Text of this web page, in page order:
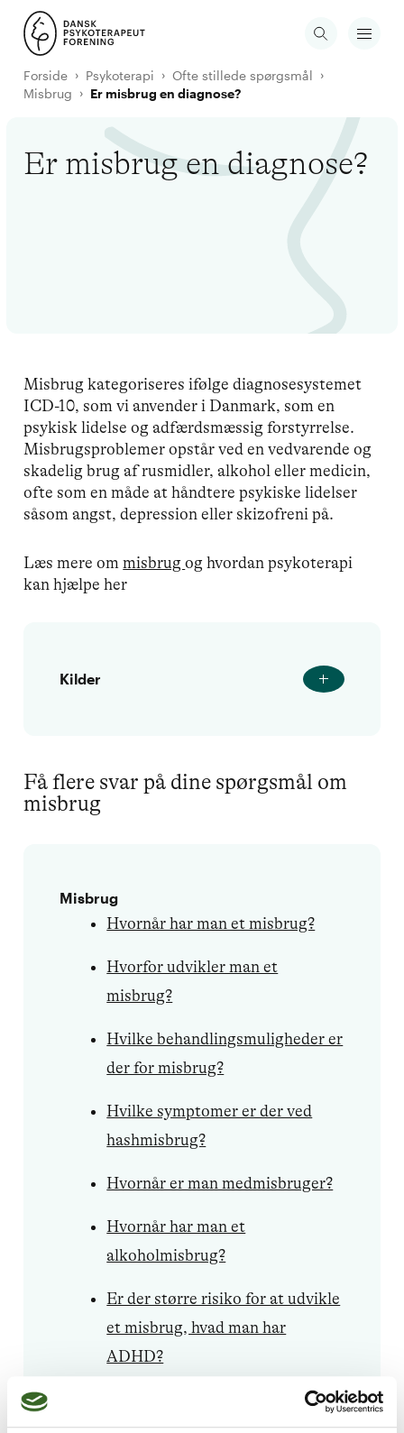
Forside Psykoterapi
Ofte stillede spørgsmål
Misbrug
Er misbrug en diagnose?
Er misbrug en diagnose?
Misbrug kategoriseres ifølge diagnosesystemet
ICD-10, som vi anvender i Danmark, som en
psykisk lidelse og adfærdsmæssig forstyrrelse.
Misbrugsproblemer opstår ved en vedvarende og
skadelig brug af rusmidler, alkohol eller medicin,
ofte som en måde at håndtere psykiske lidelser
såsom angst, depression eller skizofreni på.
Læs mere ommisbrugog hvordan psykoterapi
kan hjælpe her
Kilder
Få flere svar på dine spørgsmål om
misbrug
Misbrug
Hvornår har man et misbrug?
Hvorfor udvikler man et
misbrug?
Hvilke behandlingsmuligheder er
der for misbrug?
Hvilke symptomer er der ved
hashmisbrug?
Hvornår er man medmisbruger?
Hvornår har man et
alkoholmisbrug?
Er der større risiko for at udvikle
et misbrug, hvad man har
ADHD?